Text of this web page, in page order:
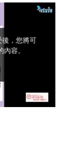
教 會」(推廣片)
教 會」—林必能
越奧蹟」— 錢玲
期避靜」—【逾